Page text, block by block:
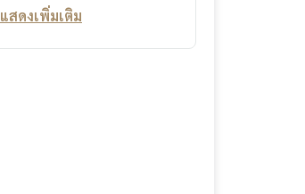
แสดงเพิ่มเติม